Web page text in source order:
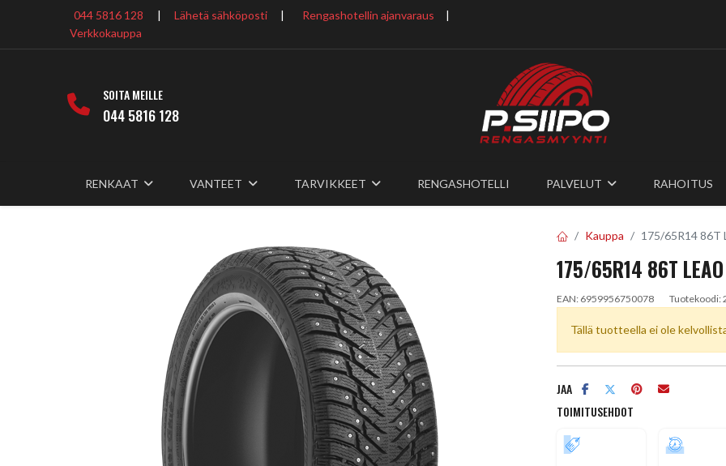
044 5816 128 | Lähetä sähköposti | Rengashotellin ajanvaraus
​ |
Verkkokauppa
SOITA MEILLE
044 5816 128
RENKAAT VANTEET TARVIKKEET RENGASHOTELLI PALVELUT RAHOITUS
Kauppa 175/65R14 86T
175/65R14 86T LEAO
EAN: 6959956750078 Tuotekoodi:
Tällä tuotteella ei ole
JAA
TOIMITUSEHDOT